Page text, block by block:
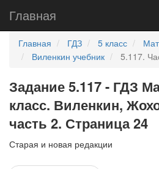
Главная
Главная ГДЗ 5 класс
Виленкин учебник
5.117.
Задание 5.117 - ГДЗ
класс. Виленкин,
часть 2. Страница 24
Старая и новая редакции